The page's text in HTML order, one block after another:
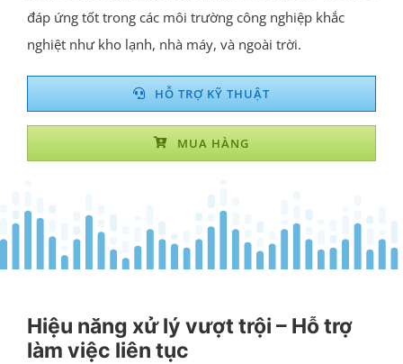
đáp ứng tốt trong các môi trường công nghiệp khắc
nghiệt như kho lạnh, nhà máy, và ngoài trời.
HỖ TRỢ KỸ THUẬT
MUA HÀNG
Hiệu năng xử lý vượt trội – Hỗ trợ
làm việc liên tục